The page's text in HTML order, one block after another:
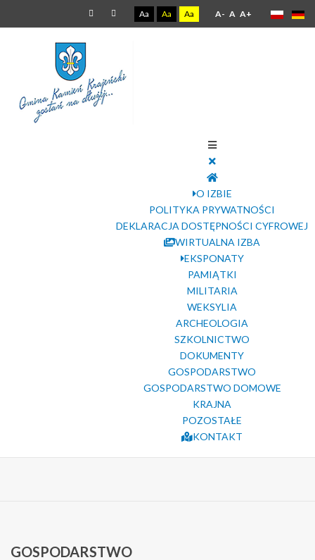
Aa Aa Aa A- A A+
O IZBIE
POLITYKA PRYWATNOŚCI
DEKLARACJA DOSTĘPNOŚCI CYFROWEJ
WIRTUALNA IZBA
EKSPONATY
PAMIĄTKI
MILITARIA
WEKSYLIA
ARCHEOLOGIA
SZKOLNICTWO
DOKUMENTY
GOSPODARSTWO
GOSPODARSTWO DOMOWE
KRAJNA
POZOSTAŁE
KONTAKT
GOSPODARSTWO